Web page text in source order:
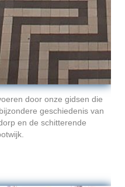
door onze gidsen die
geschiedenis van
en de schitterende